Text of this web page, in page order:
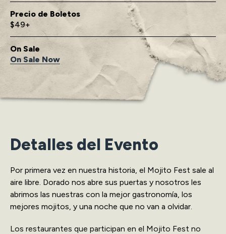
Precio de Boletos
$49+
On Sale
On Sale Now
Detalles del Evento
Por primera vez en nuestra historia, el Mojito Fest sale al
aire libre. Dorado nos abre sus puertas y nosotros les
abrimos las nuestras con la mejor gastronomía, los
mejores mojitos, y una noche que no van a olvidar.
Los restaurantes que participan en el Mojito Fest no